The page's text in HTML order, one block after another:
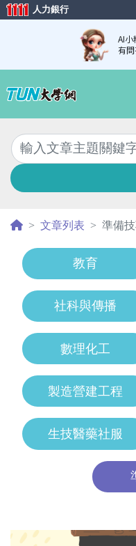
人力銀行
AI小
有
文章列表 準備
教育
社科與傳播
數理化工
製造營建工程
生技醫藥社服